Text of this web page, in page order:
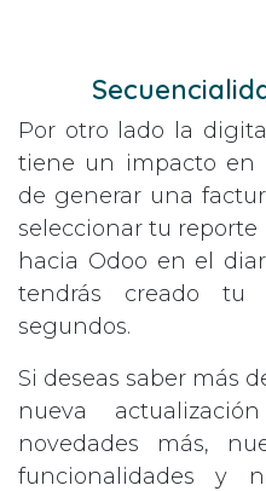
Por otro lado la
tiene un impacto en
de generar una
seleccionar tu
hacia Odoo en el
tendrás creado
segundos.
Si deseas saber más
nueva
novedades más,
funcionalidades y